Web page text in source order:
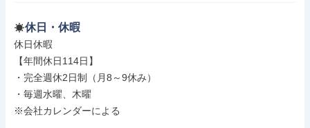
休日・休暇
休日休暇
【年間休日114日】
・完全週休2日制（月8～9休み）
・毎週水曜、木曜
※会社カレンダーによる